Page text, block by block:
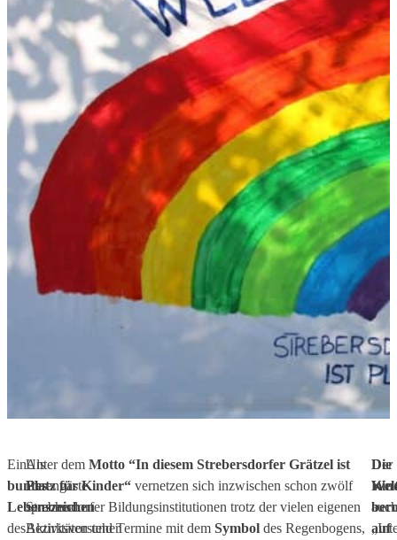
Ein
buntes
Lebenszeichen
des
Als
Ehrengäste
sprachen
Bezirksvorsteher
Unter demMotto “In diesem Strebersdorfer Grätzel ist
Platz für Kinder“vernetzen sich inzwischen schon zwölf
Strebersdorfer Bildungsinstitutionen trotz der vielen eigenen
Aktivitäten und Termine mit demSymbol des Regenbogens,
Der
auch
Die
auf